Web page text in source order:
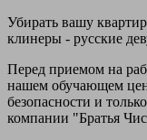
Убирать вашу
клинеры - русские
Перед приемом на
нашем обучающем
безопасности и
компании "Братья